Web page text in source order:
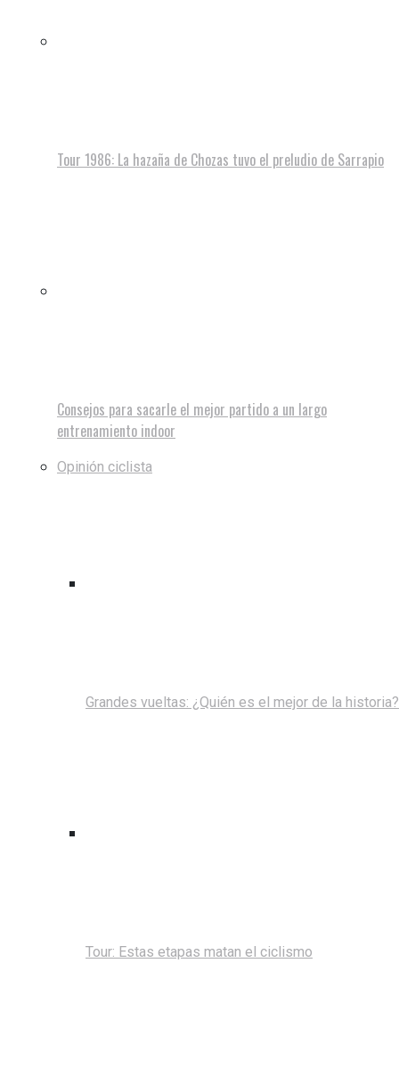
Tour 1986: La hazaña de Chozas tuvo el preludio de Sarrapio
Consejos para sacarle el mejor partido a un largo
entrenamiento indoor
Opinión ciclista
Grandes vueltas: ¿Quién es el mejor de la historia?
Tour: Estas etapas matan el ciclismo